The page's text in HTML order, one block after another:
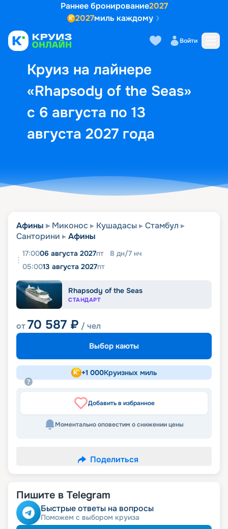
Раннее бронирование2027
2027миль каждому
Войти
Круиз на лайнере
«Rhapsody of the Seas»
с 6 августа по 13
августа 2027 года
Выбор кают Маршрут и
Афины Миконос Кушадасы
Стамбул
Санторини
Афины
17:0006 августа 2027пт 8 дн/7 нч
05:0013 августа 2027пт
Rhapsody of the Seas
СТАНДАРТ
от70 587 ₽ / чел
Выбор каюты
+1 000Круизных миль
Добавить в избранное
Моментально оповестим о снижении цены
Поделиться
Пишите в Telegram
Быстрые ответы на вопросы
Поможем с выбором круиза